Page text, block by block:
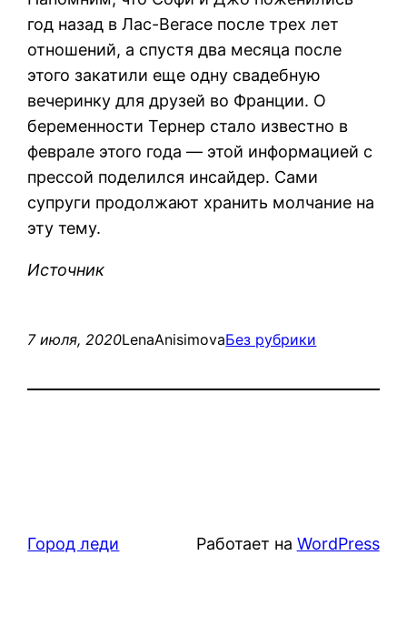
год назад в Лас-Вегасе после трех лет
отношений, а спустя два месяца после
этого закатили еще одну свадебную
вечеринку для друзей во Франции. О
беременности Тернер стало известно в
феврале этого года — этой информацией с
прессой поделился инсайдер. Сами
супруги продолжают хранить молчание на
эту тему.
Источник
7 июля, 2020LenaAnisimovaБез рубрики
Город леди Работает на WordPress